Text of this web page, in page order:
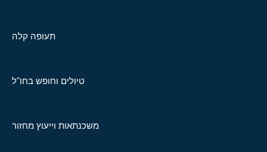
תעופה קלה
טיולים וחופש בחו"ל
משכנתאות וייעוץ מחזור